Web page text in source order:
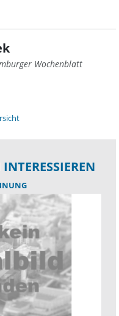
Wochenblatt